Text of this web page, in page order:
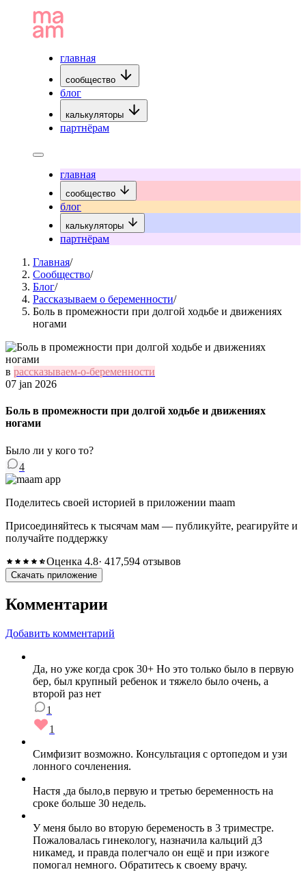
главная
сообщество
блог
калькуляторы
партнёрам
главная
сообщество
блог
калькуляторы
партнёрам
Главная/
Сообщество/
Блог/
Рассказываем о беременности/
Боль в промежности при долгой ходьбе и движениях
ногами
в рассказываем-о-беременности
07 jan 2026
Боль в промежности при долгой ходьбе и движениях
ногами
Было ли у кого то?
4
Поделитесь своей историей в приложении maam
Присоединяйтесь к тысячам мам — публикуйте, реагируйте и
получайте поддержку
Оценка 4.8· 417,594 отзывов
Скачать приложение
Комментарии
Добавить комментарий
Да, но уже когда срок 30+ Но это только было в первую
бер, был крупный ребенок и тяжело было очень, а
второй раз нет
1
1
Симфизит возможно. Консультация с ортопедом и узи
лонного сочленения.
Настя ,да было,в первую и третью беременность на
сроке больше 30 недель.
У меня было во вторую беременость в 3 триместре.
Пожаловалась гинекологу, назначила кальций д3
никамед, и правда полегчало он ещё и при изжоге
помогал немного. Обратитесь к своему врачу.